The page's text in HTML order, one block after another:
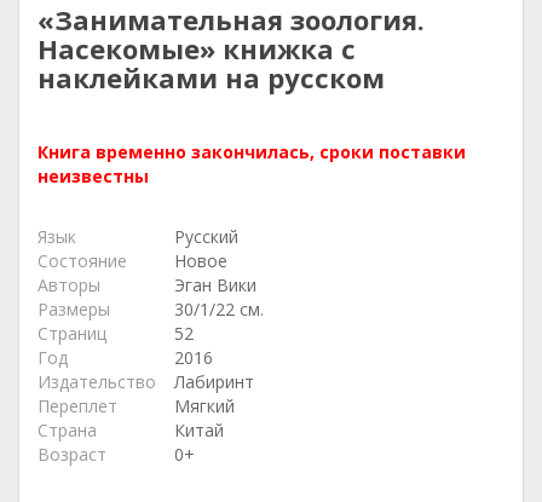
«Занимательная зоология.
Насекомые» книжка с
наклейками на русском
Книга временно закончилась, сроки поставки
неизвестны
Язык
Русский
Состояние
Новое
Авторы
Эган Вики
Размеры
30/1/22 см.
Страниц
52
Год
2016
Издательство
Лабиринт
Переплет
Мягкий
Страна
Китай
Возраст
0+